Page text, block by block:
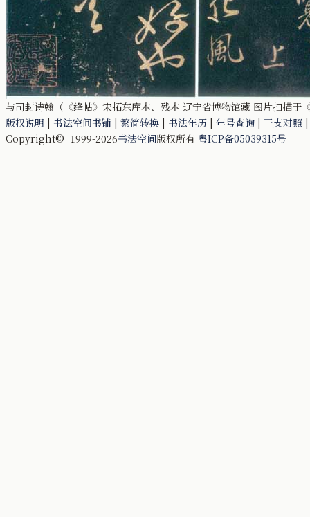
与司封诗翰（《绛帖》宋拓东库本、残本 辽宁省博物馆藏 图片扫描于
版权说明 | 书法空间书铺 | 繁简转换 | 书法年历 | 年号查询 | 干支对照
Copyright© 1999-2026书法空间版权所有 粤ICP备05039315号